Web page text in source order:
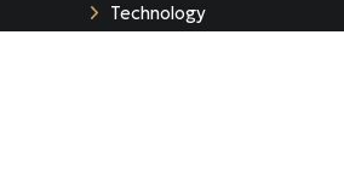
Technology